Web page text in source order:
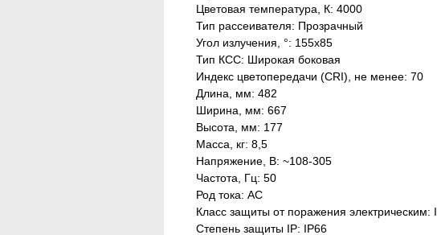
Цветовая температура, К: 4000
Тип рассеивателя: Прозрачный
Угол излучения, °: 155х85
Тип КСС: Широкая боковая
Индекс цветопередачи (CRI), не менее: 70
Длина, мм: 482
Ширина, мм: 667
Высота, мм: 177
Масса, кг: 8,5
Напряжение, В: ~108-305
Частота, Гц: 50
Род тока: AC
Класс защиты от поражения электрическим: I
Степень защиты IP: IP66